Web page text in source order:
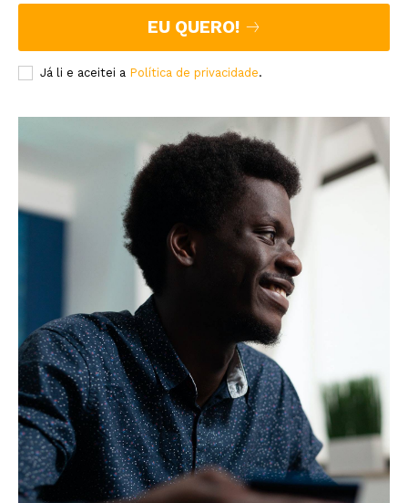
EU QUERO!
Já li e aceitei a Política de privacidade.